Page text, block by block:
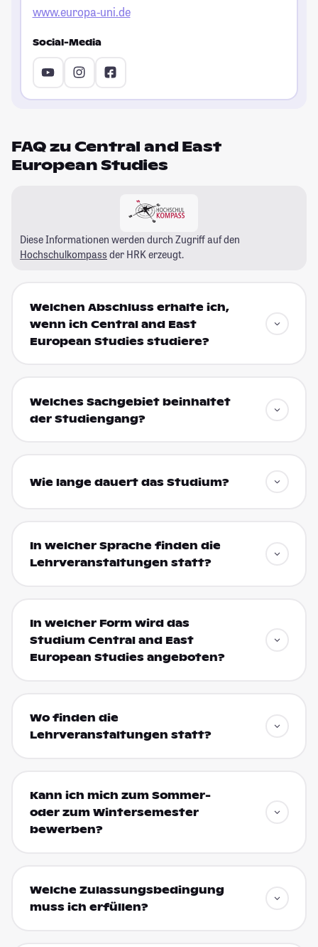
www.europa-uni.de
Social-Media
FAQ zu Central and East
European Studies
Diese Informationen werden durch Zugriff auf den
Hochschulkompass der HRK erzeugt.
Welchen Abschluss erhalte ich,
wenn ich Central and East
European Studies studiere?
Welches Sachgebiet beinhaltet
der Studiengang?
Wie lange dauert das Studium?
In welcher Sprache finden die
Lehrveranstaltungen statt?
In welcher Form wird das
Studium Central and East
European Studies angeboten?
Wo finden die
Lehrveranstaltungen statt?
Kann ich mich zum Sommer-
oder zum Wintersemester
bewerben?
Welche Zulassungsbedingung
muss ich erfüllen?